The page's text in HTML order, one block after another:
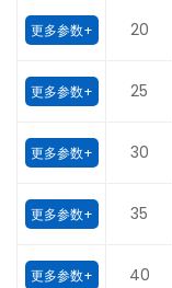
更多参数+ 20
更多参数+ 25
更多参数+ 30
更多参数+ 35
更多参数+ 40